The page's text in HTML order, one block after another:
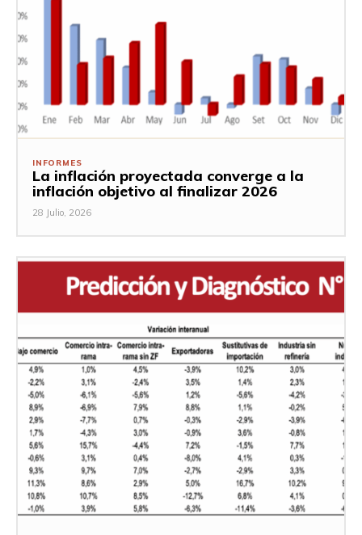
INFORMES
La inflación proyectada converge a la
inflación objetivo al finalizar 2026
28 Julio, 2026